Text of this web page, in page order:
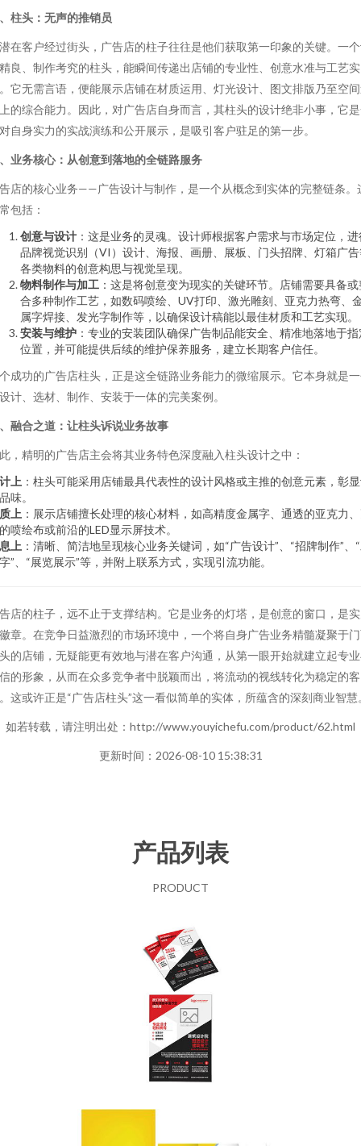
柱头：无声的推销员
在客户经过街头，广告店的柱子往往是他们获取第一印象的关键。一
良、制作考究的柱头，能瞬间传递出店铺的专业性、创意水准与工艺实
它无需言语，便能展示店铺在材质运用、灯光设计、图文排版乃至空
的综合能力。因此，对广告店自身而言，其柱头的设计绝非小事，它
自身实力的实战演练和公开展示，是吸引客户驻足的第一步。
业务核心：从创意到落地的全链路服务
店的核心业务——广告设计与制作，是一个从概念到实体的完整链条。
包括：
创意与设计 ：这是业务的灵魂。设计师根据客户需求与市场定位，进
品牌视觉识别（VI）设计、海报、画册、展板、门头招牌、灯箱广
各类物料的创意构思与视觉呈现。
物料制作与加工 ：这是将创意变为现实的关键环节。店铺需要具备或
合多种制作工艺，如数码喷绘、UV打印、激光雕刻、亚克力热弯、
属字焊接、发光字制作等，以确保设计稿能以最佳材质和工艺实现。
安装与维护 ：专业的安装团队确保广告制品能安全、精准地落地于指
位置，并可能提供后续的维护保养服务，建立长期客户信任。
成功的广告店柱头，正是这全链路业务能力的微缩展示。它本身就是
计、选材、制作、安装于一体的完美案例。
融合之道：让柱头诉说业务故事
，精明的广告店主会将其业务特色深度融入柱头设计之中：
上 ：柱头可能采用店铺最具代表性的设计风格或主推的创意元素，彰
味。
上 ：展示店铺擅长处理的核心材料，如高精度金属字、通透的亚克力
喷绘布或前沿的LED显示屏技术。
上 ：清晰、简洁地呈现核心业务关键词，如“广告设计”、“招牌制作”、
”、“展览展示”等，并附上联系方式，实现引流功能。
店的柱子，远不止于支撑结构。它是业务的灯塔，是创意的窗口，是
章。在竞争日益激烈的市场环境中，一个将自身广告业务精髓凝聚于
的店铺，无疑能更有效地与潜在客户沟通，从第一眼开始就建立起专
的形象，从而在众多竞争者中脱颖而出，将流动的视线转化为稳定的客
这或许正是“广告店柱头”这一看似简单的实体，所蕴含的深刻商业智慧
如若转载，请注明出处：http://www.youyichefu.com/product/62.html
更新时间：2026-08-10 15:38:31
产品列表
PRODUCT